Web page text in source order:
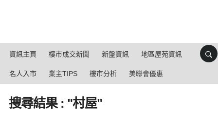
資訊主頁 樓市成交新聞 新盤資訊 地區屋苑資訊
名人入市 業主TIPS 樓市分析 美聯會優惠
搜尋結果 : "村屋"